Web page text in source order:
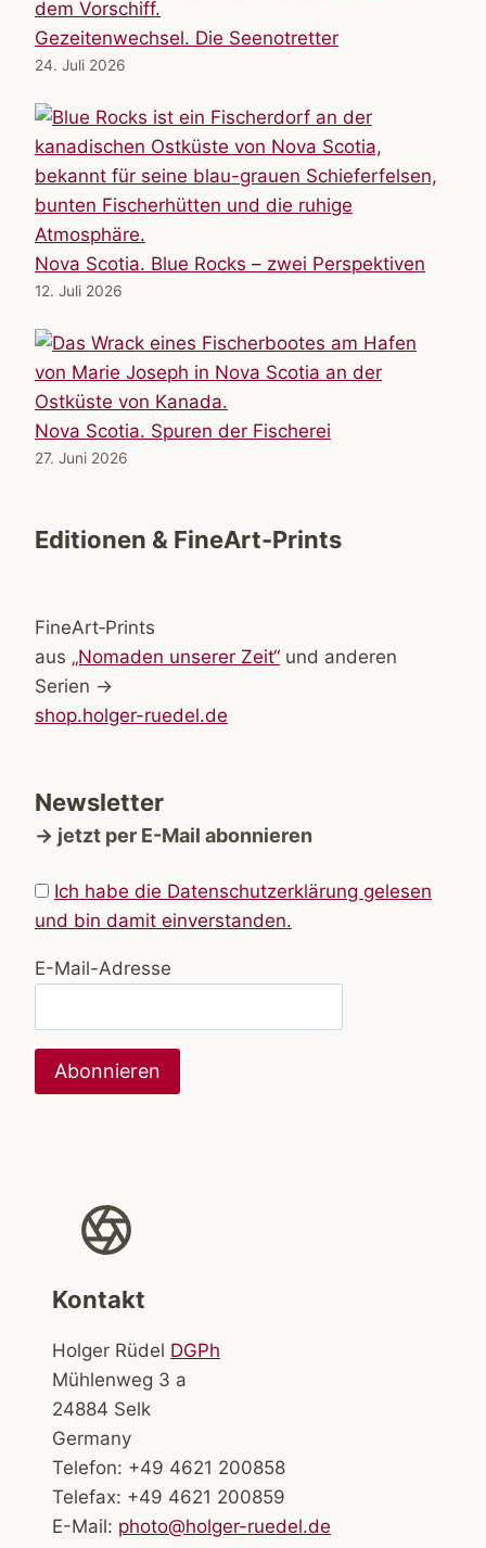
Gezeitenwechsel. Die Seenotretter
24. Juli 2026
Nova Scotia. Blue Rocks – zwei Perspektiven
12. Juli 2026
Nova Scotia. Spuren der Fischerei
27. Juni 2026
Editionen & FineArt-Prints
FineArt‑Prints
aus „Nomaden unserer Zeit“ und anderen
Serien →
shop.holger-ruedel.de
Newsletter
→ jetzt per E-Mail abonnieren
Ich habe die Datenschutzerklärung gelesen
und bin damit einverstanden.
E-Mail-Adresse
Kontakt
Holger Rüdel DGPh
Mühlenweg 3 a
24884 Selk
Germany
Telefon: +49 4621 200858
Telefax: +49 4621 200859
E-Mail: photo@holger-ruedel.de